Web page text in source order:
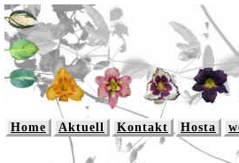
Home Aktuell Kontakt Hosta